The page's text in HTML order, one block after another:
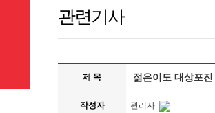
관련기사
제 목 젊은이도 대상포
작성자 관리자